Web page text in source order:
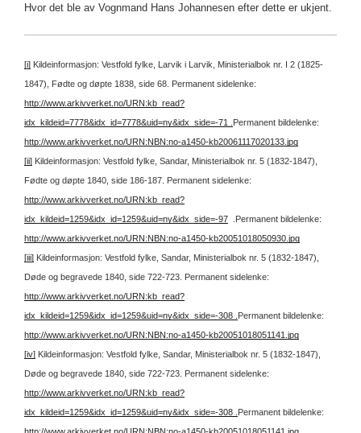
Hvor det ble av Vognmand Hans Johannesen efter dette er ukjent.
[i] Kildeinformasjon: Vestfold fylke, Larvik i Larvik, Ministerialbok nr. I 2 (1825-
1847), Fødte og døpte 1838, side 68. Permanent sidelenke:
http://www.arkivverket.no/URN:kb_read?
idx_kildeid=7778&idx_id=7778&uid=ny&idx_side=-71 . Permanent bildelenke:
http://www.arkivverket.no/URN:NBN:no-a1450-kb20061117020133.jpg
[ii] Kildeinformasjon: Vestfold fylke, Sandar, Ministerialbok nr. 5 (1832-1847),
Fødte og døpte 1840, side 186-187. Permanent sidelenke:
http://www.arkivverket.no/URN:kb_read?
idx_kildeid=1259&idx_id=1259&uid=ny&idx_side=-97 .Permanent bildelenke:
http://www.arkivverket.no/URN:NBN:no-a1450-kb20051018050930.jpg
[iii] Kildeinformasjon: Vestfold fylke, Sandar, Ministerialbok nr. 5 (1832-1847),
Døde og begravede 1840, side 722-723. Permanent sidelenke:
http://www.arkivverket.no/URN:kb_read?
idx_kildeid=1259&idx_id=1259&uid=ny&idx_side=-308 . Permanent bildelenke:
http://www.arkivverket.no/URN:NBN:no-a1450-kb20051018051141.jpg
[iv] Kildeinformasjon: Vestfold fylke, Sandar, Ministerialbok nr. 5 (1832-1847),
Døde og begravede 1840, side 722-723. Permanent sidelenke:
http://www.arkivverket.no/URN:kb_read?
idx_kildeid=1259&idx_id=1259&uid=ny&idx_side=-308 . Permanent bildelenke:
http://www.arkivverket.no/URN:NBN:no-a1450-kb20051018051141.jpg